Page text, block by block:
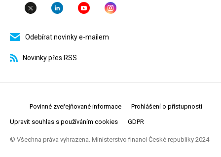
Odebírat novinky e-mailem
Novinky přes RSS
Povinné zveřejňované informace Prohlášení o přístupnosti
Upravit souhlas s používáním cookies GDPR
© Všechna práva vyhrazena. Ministerstvo financí České republiky 2024